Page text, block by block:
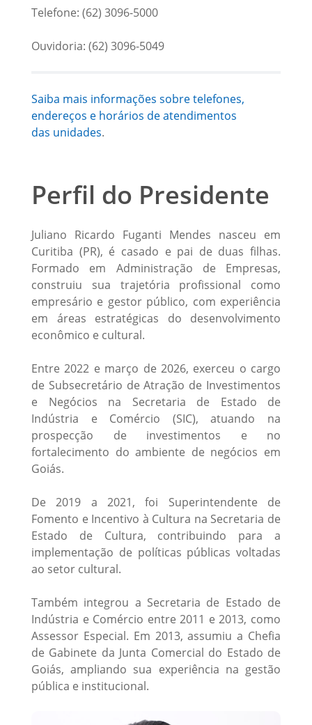
Telefone: (62) 3096-5000
Ouvidoria: (62) 3096-5049
Saiba mais informações sobre telefones,
endereços e horários de atendimentos
das unidades.
Perfil do Presidente
Juliano Ricardo Fuganti Mendes nasceu em
Curitiba (PR), é casado e pai de duas filhas.
Formado em Administração de Empresas,
construiu sua trajetória profissional como
empresário e gestor público, com experiência
em áreas estratégicas do desenvolvimento
econômico e cultural.
Entre 2022 e março de 2026, exerceu o cargo
de Subsecretário de Atração de Investimentos
e Negócios na Secretaria de Estado de
Indústria e Comércio (SIC), atuando na
prospecção de investimentos e no
fortalecimento do ambiente de negócios em
Goiás.
De 2019 a 2021, foi Superintendente de
Fomento e Incentivo à Cultura na Secretaria de
Estado de Cultura, contribuindo para a
implementação de políticas públicas voltadas
ao setor cultural.
Também integrou a Secretaria de Estado de
Indústria e Comércio entre 2011 e 2013, como
Assessor Especial. Em 2013, assumiu a Chefia
de Gabinete da Junta Comercial do Estado de
Goiás, ampliando sua experiência na gestão
pública e institucional.